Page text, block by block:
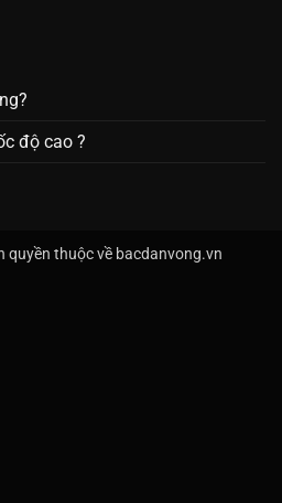
độ cao ?
quyền thuộc về bacdanvong.vn